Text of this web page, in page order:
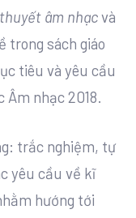
âm nhạcvà
trong sách giáo
tiêu và yêu cầu
Âm nhạc 2018.
trắc nghiệm, tự
yêu cầu về kĩ
hướng tới